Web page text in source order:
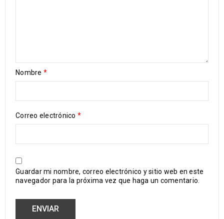
Nombre *
Correo electrónico *
Guardar mi nombre, correo electrónico y sitio web en este
navegador para la próxima vez que haga un comentario.